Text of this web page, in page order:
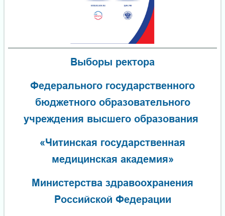
Выборы ректора
Федерального государственного
бюджетного образовательного
учреждения высшего образования
«Читинская государственная
медицинская академия»
Министерства здравоохранения
Российской Федерации